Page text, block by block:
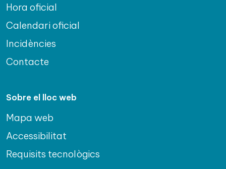
Hora oficial
Calendari oficial
Incidències
Contacte
Sobre el lloc web
Mapa web
Accessibilitat
Requisits tecnològics